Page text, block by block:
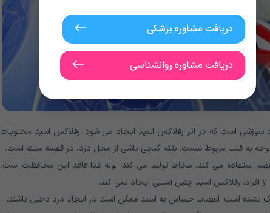
است که در اثر رفلاکس اسید ایجاد می شود. رفلاکس اسید محتویات
به قلب مربوط نیست. بلکه گیجی ناشی از محل درد، در قفسه سینه است.
استفاده می کند، مخاط تولید می کند. لوله غذا فاقد این محافظت است،
افراد، رفلاکس اسید چنین آسیبی ایجاد نمی کند.
درک نشده است. اعصاب حساس به اسید ممکن است در ایجاد درد دخیل باشند.
دریافت مشاوره پزشکی
دریافت مشاوره روانشناسی